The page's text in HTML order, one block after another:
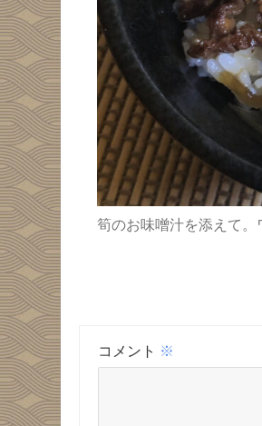
筍のお味噌汁を添えて。
コメント ※